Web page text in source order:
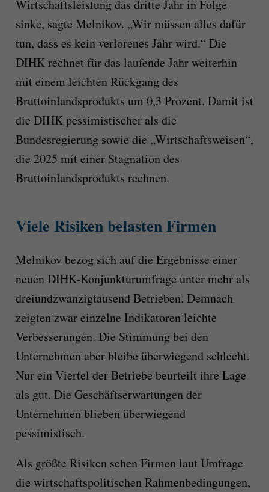
Wirtschaftsleistung das dritte Jahr in Folge
sinke, sagte Melnikov. „Wir müssen alles dafür
tun, dass es kein verlorenes Jahr wird.“ Die
DIHK rechnet für das laufende Jahr weiterhin
mit einem leichten Rückgang des
Bruttoinlandsprodukts um 0,3 Prozent. Damit ist
die DIHK pessimistischer als die
Bundesregierung sowie die „Wirtschaftsweisen“,
die 2025 mit einer Stagnation des
Bruttoinlandsprodukts rechnen.
Viele Risiken belasten Firmen
Melnikov bezog sich auf die Ergebnisse einer
neuen DIHK-Konjunkturumfrage unter mehr als
dreiundzwanzigtausend Betrieben. Demnach
zeigten zwar einzelne Indikatoren leichte
Verbesserungen. Die Stimmung bei den
Unternehmen aber bleibe überwiegend schlecht.
Nur ein Viertel der Betriebe beurteilt ihre Lage
als gut. Die Geschäftserwartungen der
Unternehmen blieben überwiegend
pessimistisch.
Als größte Risiken sehen Firmen laut Umfrage
die wirtschaftspolitischen Rahmenbedingungen,